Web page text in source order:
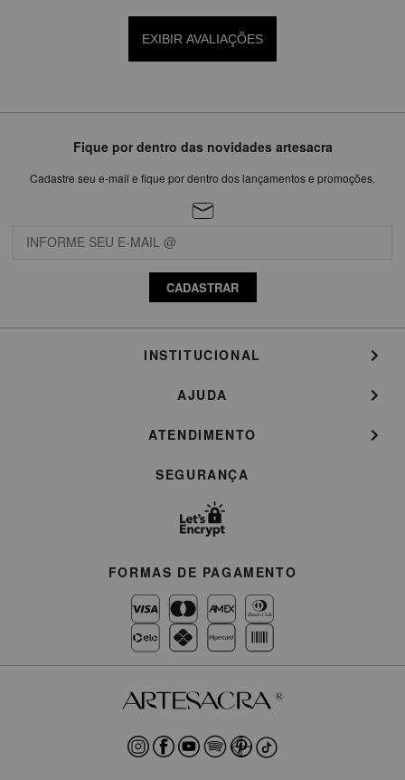
EXIBIR AVALIAÇÕES
Fique por dentro das novidades artesacra
Cadastre seu e-mail e fique por dentro dos lançamentos e promoções.
CADASTRAR
INSTITUCIONAL
AJUDA
ATENDIMENTO
SEGURANÇA
FORMAS DE PAGAMENTO